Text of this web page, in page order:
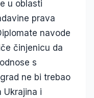
u oblasti
prava
navode
činjenicu da
s
ne bi trebao
Ukrajina i